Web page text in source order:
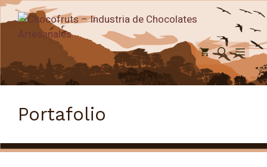
Saltar
al
contenido
Portafolio